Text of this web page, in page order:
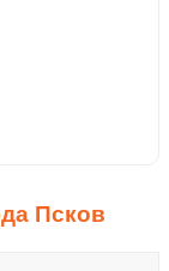
Псков